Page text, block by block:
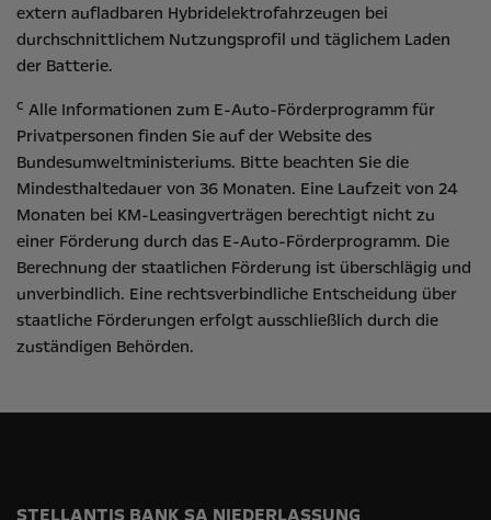
extern aufladbaren Hybridelektrofahrzeugen bei
durchschnittlichem Nutzungsprofil und täglichem Laden
der Batterie.
c Alle Informationen zum E-Auto-Förderprogramm für
Privatpersonen finden Sie auf der Website des
Bundesumweltministeriums. Bitte beachten Sie die
Mindesthaltedauer von 36 Monaten. Eine Laufzeit von 24
Monaten bei KM-Leasingverträgen berechtigt nicht zu
einer Förderung durch das E-Auto-Förderprogramm. Die
Berechnung der staatlichen Förderung ist überschlägig und
unverbindlich. Eine rechtsverbindliche Entscheidung über
staatliche Förderungen erfolgt ausschließlich durch die
zuständigen Behörden.